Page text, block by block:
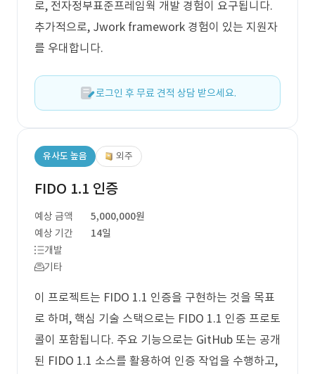
로, 전자정부표준프레임웍 개발 경험이 요구됩니다.
추가적으로, Jwork framework 경험이 있는 지원자
를 우대합니다.
로그인 후 무료 견적 상담 받으세요.
유사도 높음 외주
FIDO 1.1 인증
예상 금액
5,000,000원
예상 기간
14일
개발
기타
이 프로젝트는 FIDO 1.1 인증을 구현하는 것을 목표
로 하며, 핵심 기술 스택으로는 FIDO 1.1 인증 프로토
콜이 포함됩니다. 주요 기능으로는 GitHub 또는 공개
된 FIDO 1.1 소스를 활용하여 인증 작업을 수행하고,